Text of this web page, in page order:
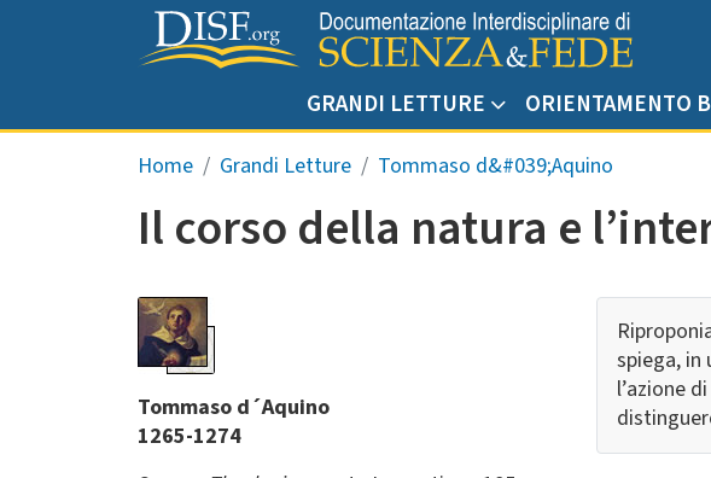
Salta al contenuto principale
GRANDI LETTURE ORIENTAMENTO
Briciole di pane
Home Grandi Letture Tommaso d&#039;Aquino
Il corso della natura e
Tommaso d´Aquino
1265-1274
spiega, in
l’azione